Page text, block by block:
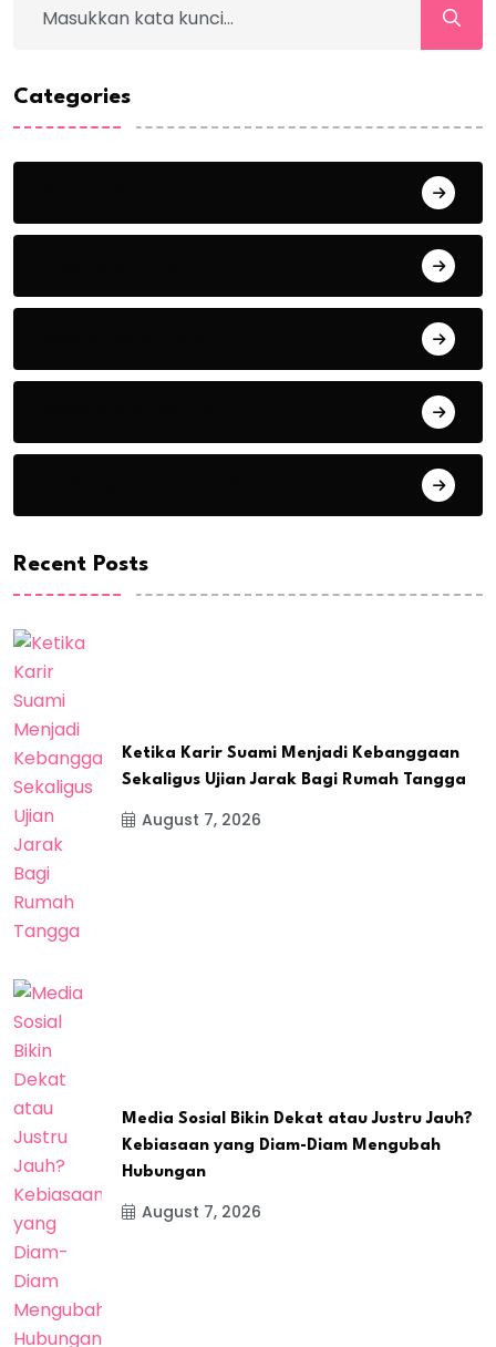
Categories
Recent Posts
Ketika Karir Suami Menjadi Kebanggaan
Sekaligus Ujian Jarak Bagi Rumah Tangga
August 7, 2026
Media Sosial Bikin Dekat atau Justru Jauh?
Kebiasaan yang Diam-Diam Mengubah
Hubungan
August 7, 2026